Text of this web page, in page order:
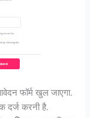
फॉर्म खुल जाएगा.
दर्ज करनी है.